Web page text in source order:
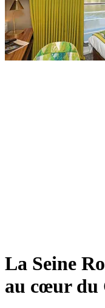
La Seine
au cœur du